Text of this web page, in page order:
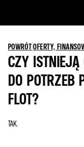
POWRÓTOFERTY,
CZY ISTNIEJĄ
DO POTRZEB
FLOT?
TAK.